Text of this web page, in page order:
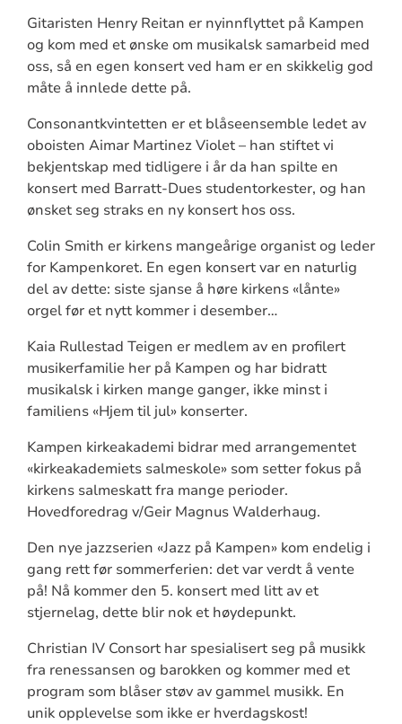
Gitaristen Henry Reitan er nyinnflyttet på Kampen
og kom med et ønske om musikalsk samarbeid med
oss, så en egen konsert ved ham er en skikkelig god
måte å innlede dette på.
Consonantkvintetten er et blåseensemble ledet av
oboisten Aimar Martinez Violet – han stiftet vi
bekjentskap med tidligere i år da han spilte en
konsert med Barratt-Dues studentorkester, og han
ønsket seg straks en ny konsert hos oss.
Colin Smith er kirkens mangeårige organist og leder
for Kampenkoret. En egen konsert var en naturlig
del av dette: siste sjanse å høre kirkens «lånte»
orgel før et nytt kommer i desember…
Kaia Rullestad Teigen er medlem av en profilert
musikerfamilie her på Kampen og har bidratt
musikalsk i kirken mange ganger, ikke minst i
familiens «Hjem til jul» konserter.
Kampen kirkeakademi bidrar med arrangementet
«kirkeakademiets salmeskole» som setter fokus på
kirkens salmeskatt fra mange perioder.
Hovedforedrag v/Geir Magnus Walderhaug.
Den nye jazzserien «Jazz på Kampen» kom endelig i
gang rett før sommerferien: det var verdt å vente
på! Nå kommer den 5. konsert med litt av et
stjernelag, dette blir nok et høydepunkt.
Christian IV Consort har spesialisert seg på musikk
fra renessansen og barokken og kommer med et
program som blåser støv av gammel musikk. En
unik opplevelse som ikke er hverdagskost!